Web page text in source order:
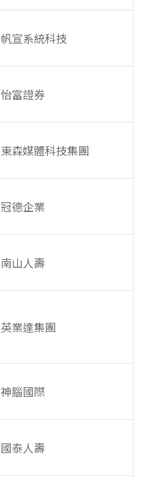
帆宣系統科技
怡富證券
東森媒體科技集團
冠德企業
南山人壽
英業達集團
神腦國際
國泰人壽